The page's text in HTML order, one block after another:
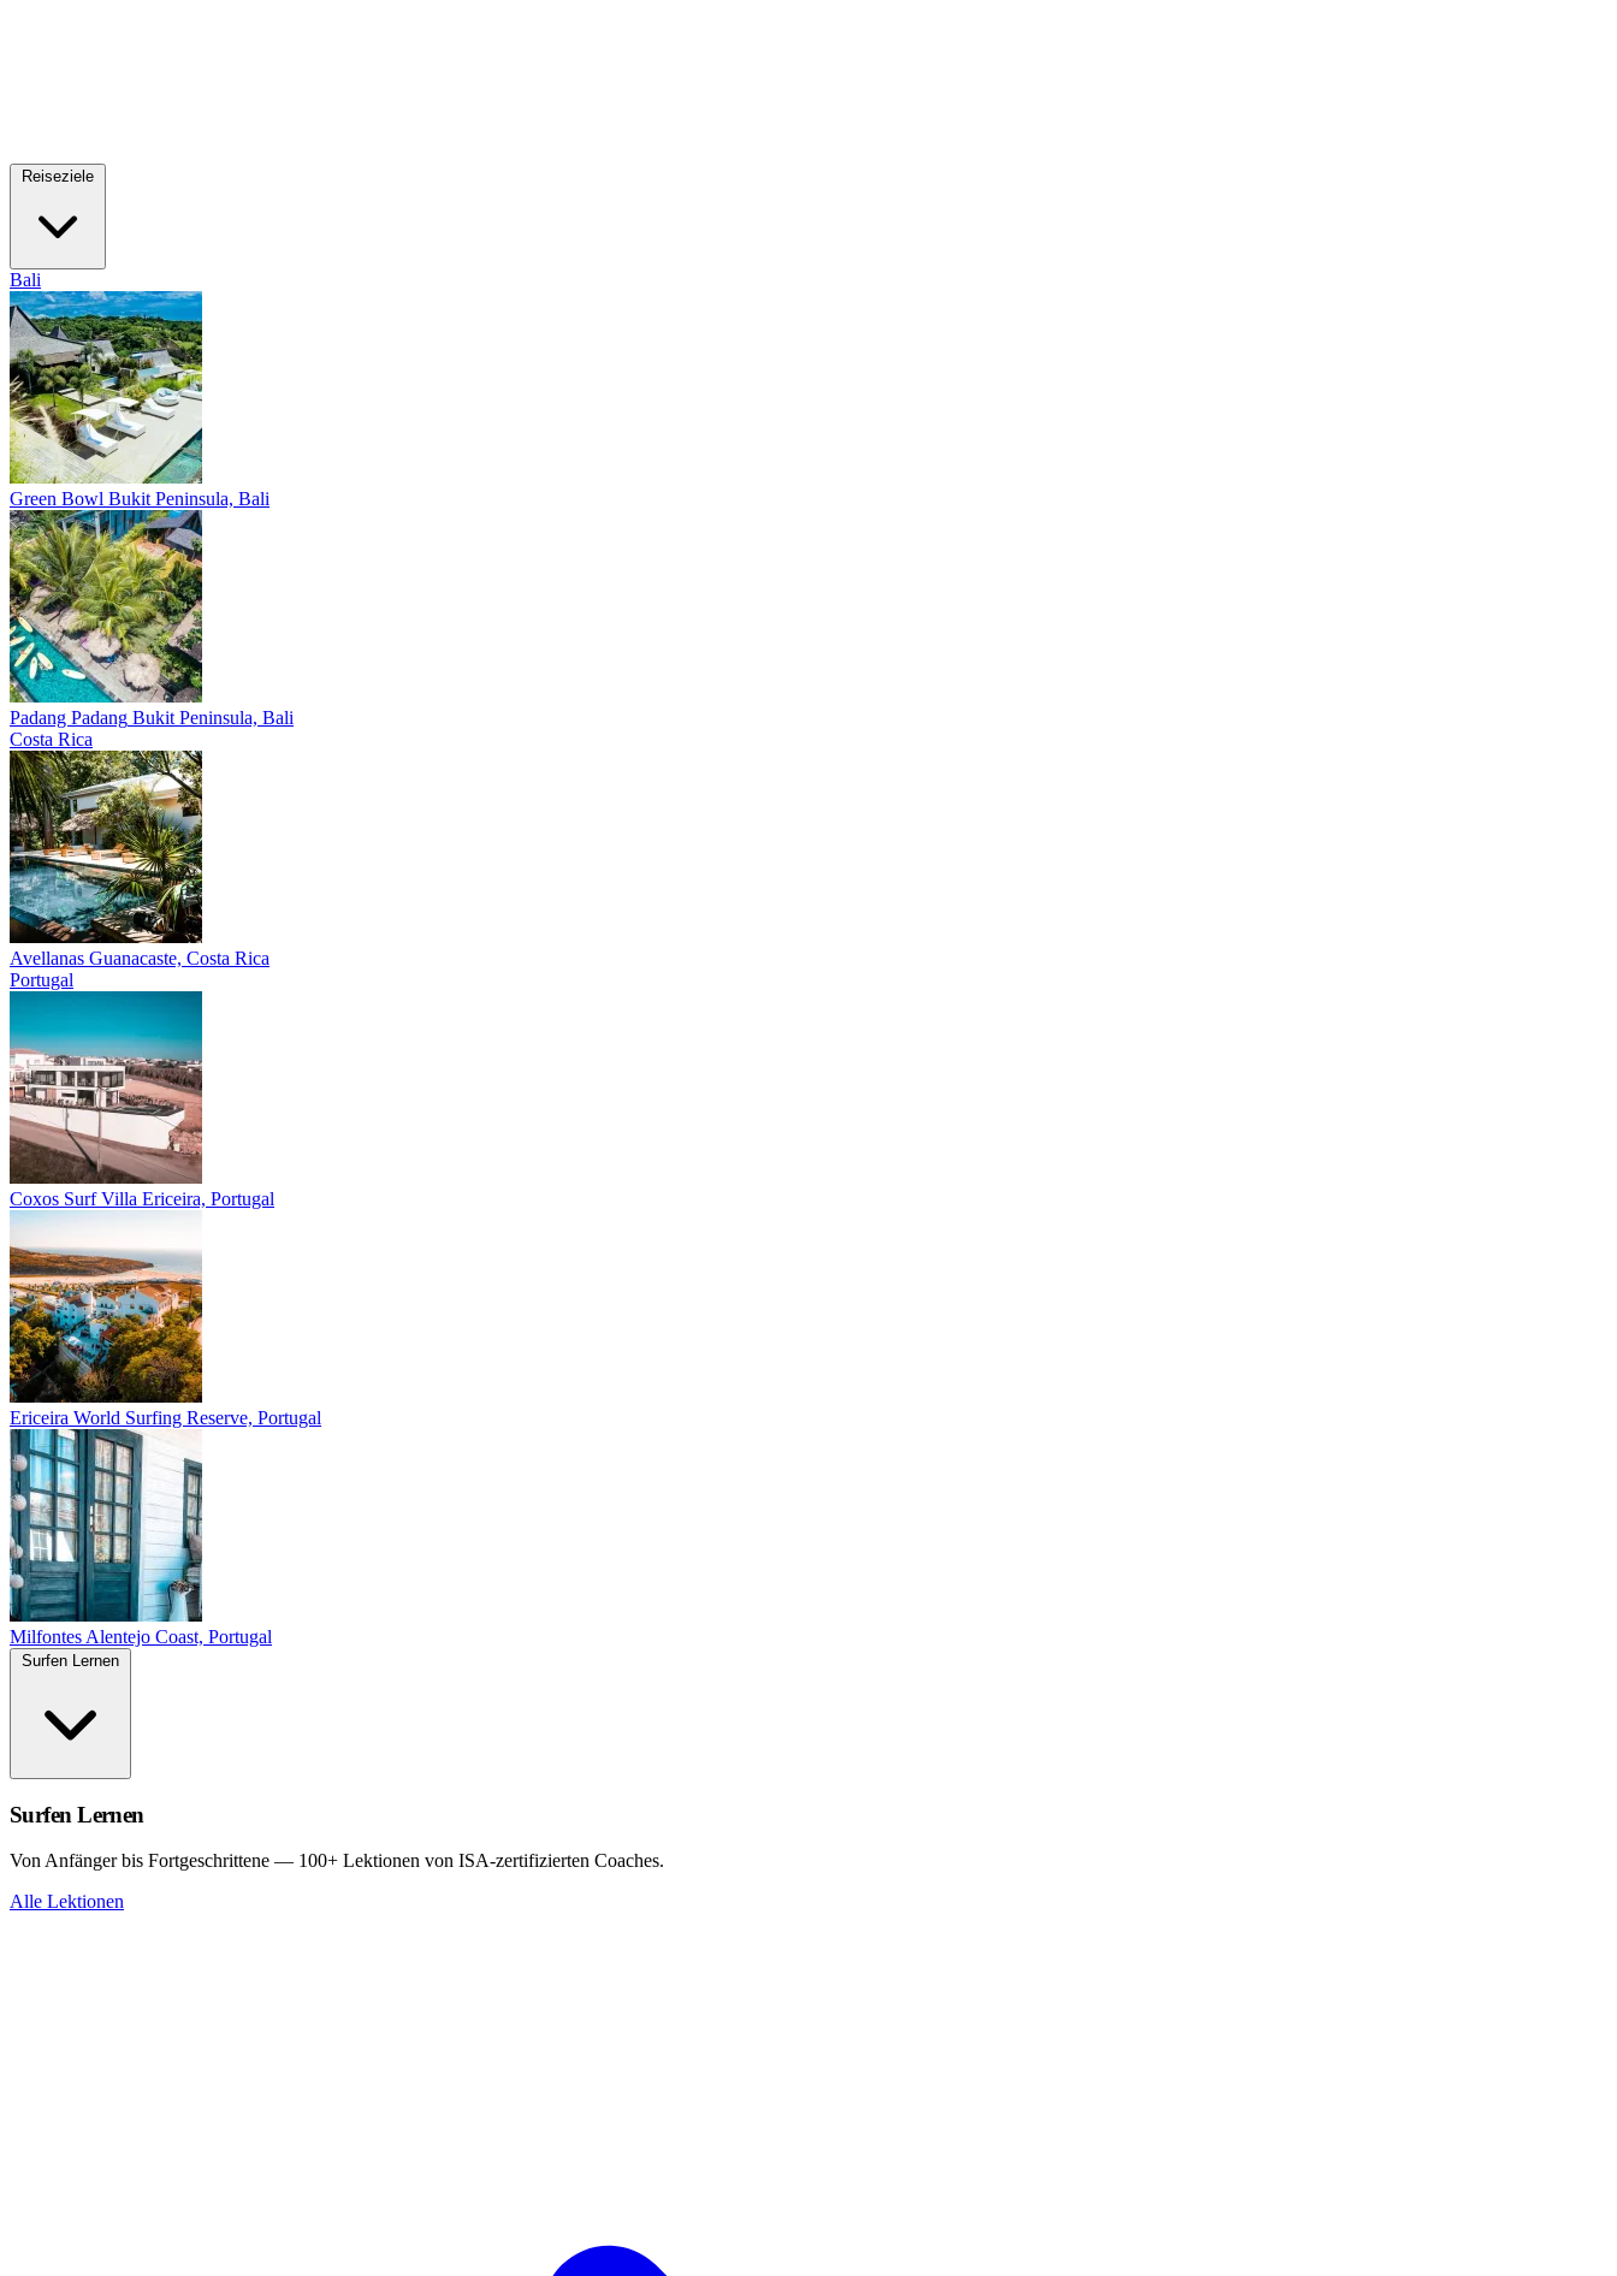
Bali
Green Bowl Bukit Peninsula, Bali
Padang Padang Bukit Peninsula, Bali
Costa Rica
Avellanas Guanacaste, Costa Rica
Portugal
Coxos Surf Villa Ericeira, Portugal
Ericeira World Surfing Reserve, Portugal
Milfontes Alentejo Coast, Portugal
Surfen Lernen
Von Anfänger bis Fortgeschrittene — 100+ Lektionen von ISA-zertifizierten Coaches.
Alle Lektionen